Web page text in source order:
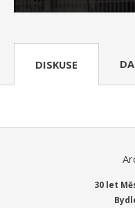
DISKUSE
30 let